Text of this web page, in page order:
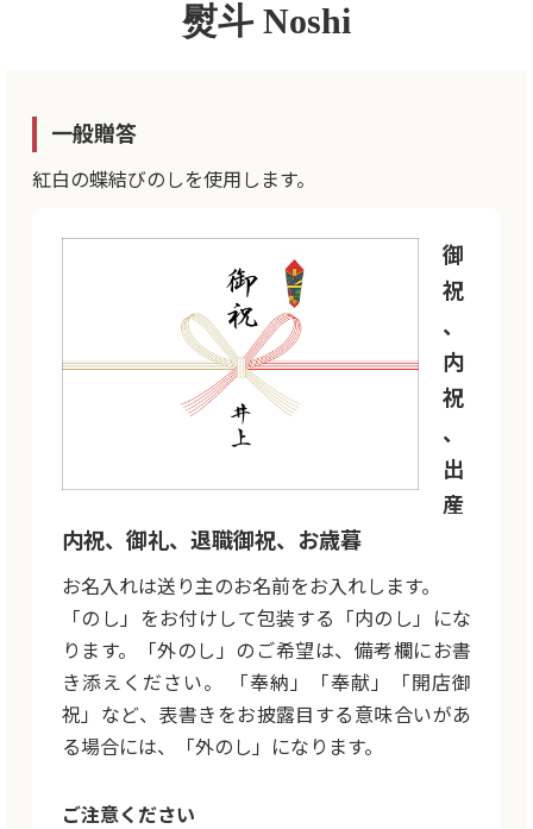
熨斗 Noshi
一般贈答
紅白の蝶結びのしを使用します。
御
祝
、
内
祝
、
出
産
内祝、御礼、退職御祝、お歳暮
お名入れは送り主のお名前をお入れします。
「のし」をお付けして包装する「内のし」にな
ります。「外のし」のご希望は、備考欄にお書
き添えください。 「奉納」「奉献」「開店御
祝」など、表書きをお披露目する意味合いがあ
る場合には、「外のし」になります。
ご注意ください